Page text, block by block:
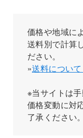
価格や地域に
送料別で計算
ださい。
»送料につい
※当サイトは
価格変動に対
了承ください。